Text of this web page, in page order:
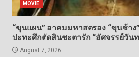
MOVIE
“ขุนแผน” อาคมมหาสตรอง “ขุนช้าง
ปะทะศึกตัดสินชะตารัก “อัศจรรย์วัน
August 7, 2026